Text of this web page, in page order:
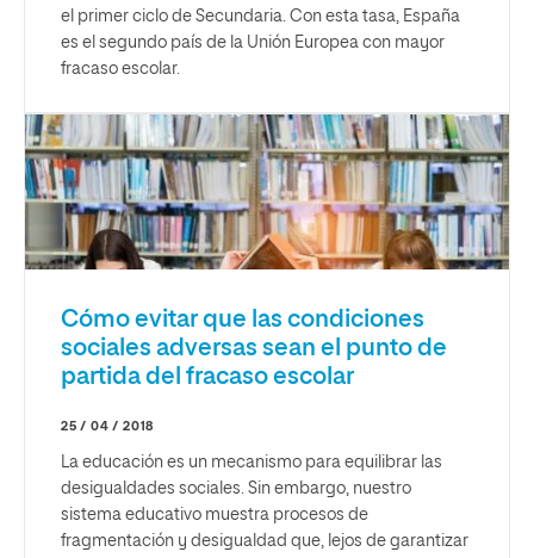
el primer ciclo de Secundaria. Con esta tasa, España
es el segundo país de la Unión Europea con mayor
fracaso escolar.
Cómo evitar que las condiciones
sociales adversas sean el punto de
partida del fracaso escolar
25 / 04 / 2018
La educación es un mecanismo para equilibrar las
desigualdades sociales. Sin embargo, nuestro
sistema educativo muestra procesos de
fragmentación y desigualdad que, lejos de garantizar